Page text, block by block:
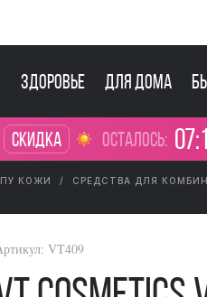
Здоровье Для дома
Скидка осталось:
КОЖИ
СРЕДСТВА ДЛЯ
VT409